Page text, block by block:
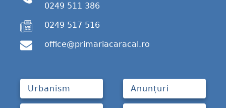
0249 511 386
0249 517 516
office@primariacaracal.ro
Urbanism Anunțuri